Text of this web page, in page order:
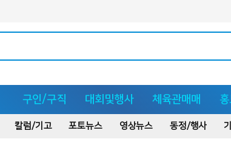
구인/구직 대회및행사 체육관매매
칼럼/기고 포토뉴스 영상뉴스 동정/행사